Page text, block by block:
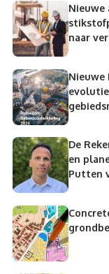
Nieuwe
naar
Nieuwe
evolutie
De
en
Putten